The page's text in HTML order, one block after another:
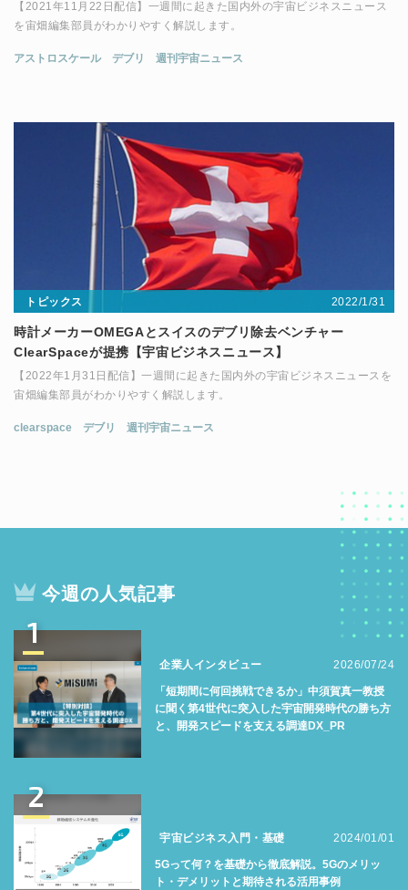
【2021年11月22日配信】一週間に起きた国内外の宇宙ビジネスニュース
を宙畑編集部員がわかりやすく解説します。
アストロスケール デブリ 週刊宇宙ニュース
トピックス 2022/1/31
時計メーカーOMEGAとスイスのデブリ除去ベンチャー
ClearSpaceが提携【宇宙ビジネスニュース】
【2022年1月31日配信】一週間に起きた国内外の宇宙ビジネスニュースを
宙畑編集部員がわかりやすく解説します。
clearspace デブリ 週刊宇宙ニュース
今週の人気記事
1
企業人インタビュー 2026/07/24
「短期間に何回挑戦できるか」中須賀真一教授
に聞く第4世代に突入した宇宙開発時代の勝ち方
と、開発スピードを支える調達DX_PR
2
宇宙ビジネス入門・基礎 2024/01/01
5Gって何？を基礎から徹底解説。5Gのメリッ
ト・デメリットと期待される活用事例